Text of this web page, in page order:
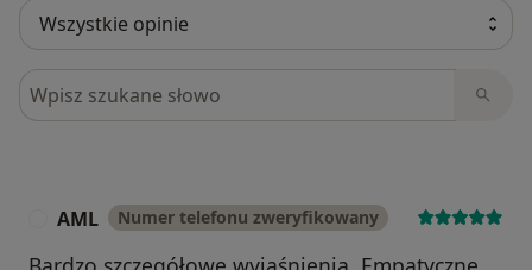
Szukaj w opiniach
AML Numer telefonu zweryfikowany